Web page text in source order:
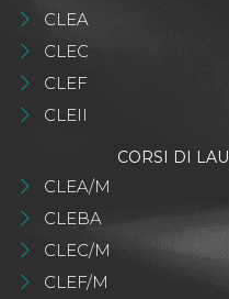
CLEA
CLEC
CLEF
CLEII
CORSI DI
CLEA/M
CLEBA
CLEC/M
CLEF/M